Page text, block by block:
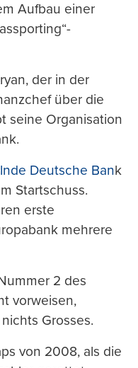
Aufbau einer
der in der
über die
seine Organisation
Deutsche Bank
Startschuss.
erste
mehrere
2 des
vorweisen,
Grosses.
von 2008, als die